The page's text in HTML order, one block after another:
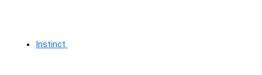
Instinct